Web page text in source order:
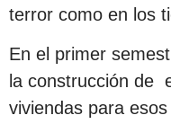
terror como en los
En el primer
la construcción de
viviendas para